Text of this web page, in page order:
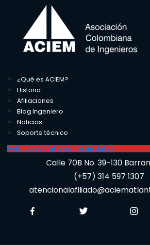
¿Qué es ACIEM?
Historia
Afiliaciones
Blog Ingeniero
Noticias
Soporte técnico
Política de tratamiento de datos
Calle 70B No. 39-130
(+57) 314 597 1307